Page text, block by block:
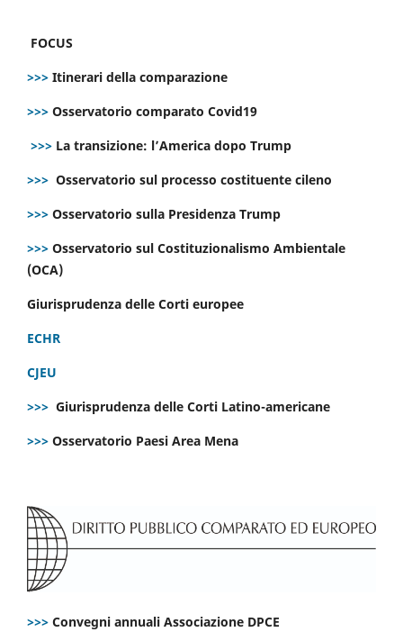
FOCUS
>>> Itinerari della comparazione
>>> Osservatorio comparato Covid19
>>> La transizione: l’America dopo Trump
>>> Osservatorio sul processo costituente cileno
>>> Osservatorio sulla Presidenza Trump
>>> Osservatorio sul Costituzionalismo Ambientale
(OCA)
Giurisprudenza delle Corti europee
ECHR
CJEU
>>> Giurisprudenza delle Corti Latino-americane
>>> Osservatorio Paesi Area Mena
>>> Convegni annuali Associazione DPCE